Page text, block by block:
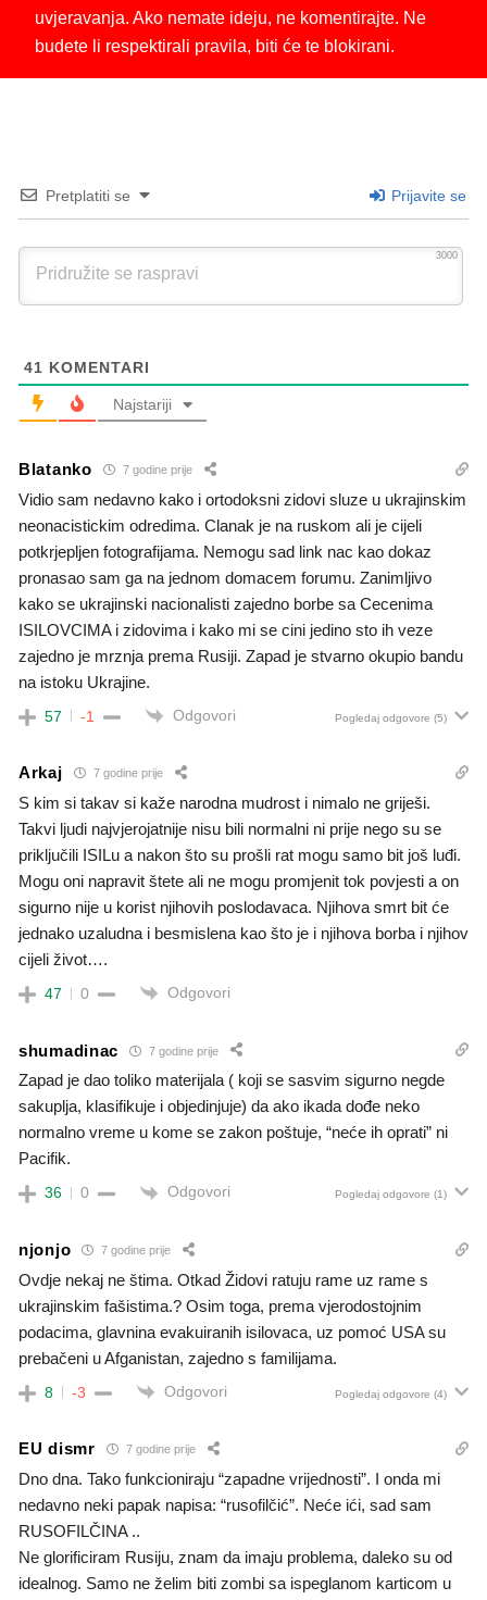
uvjeravanja. Ako nemate ideju, ne komentirajte. Ne
budete li respektirali pravila, biti će te blokirani.
Pretplatiti se Prijavite se
3000
41 KOMENTARI
Najstariji
Blatanko 7 godine prije
Vidio sam nedavno kako i ortodoksni zidovi sluze u ukrajinskim
neonacistickim odredima. Clanak je na ruskom ali je cijeli
potkrjepljen fotografijama. Nemogu sad link nac kao dokaz
pronasao sam ga na jednom domacem forumu. Zanimljivo
kako se ukrajinski nacionalisti zajedno borbe sa Cecenima
ISILOVCIMA i zidovima i kako mi se cini jedino sto ih veze
zajedno je mrznja prema Rusiji. Zapad je stvarno okupio bandu
na istoku Ukrajine.
57 -1 Odgovori Pogledaj odgovore (5)
Arkaj 7 godine prije
S kim si takav si kaže narodna mudrost i nimalo ne griješi.
Takvi ljudi najvjerojatnije nisu bili normalni ni prije nego su se
priključili ISILu a nakon što su prošli rat mogu samo bit još luđi.
Mogu oni napravit štete ali ne mogu promjenit tok povjesti a on
sigurno nije u korist njihovih poslodavaca. Njihova smrt bit će
jednako uzaludna i besmislena kao što je i njihova borba i njihov
cijeli život….
47 0 Odgovori
shumadinac 7 godine prije
Zapad je dao toliko materijala ( koji se sasvim sigurno negde
sakuplja, klasifikuje i objedinjuje) da ako ikada dođe neko
normalno vreme u kome se zakon poštuje, “neće ih oprati” ni
Pacifik.
36 0 Odgovori Pogledaj odgovore (1)
njonjo 7 godine prije
Ovdje nekaj ne štima. Otkad Židovi ratuju rame uz rame s
ukrajinskim fašistima.? Osim toga, prema vjerodostojnim
podacima, glavnina evakuiranih isilovaca, uz pomoć USA su
prebačeni u Afganistan, zajedno s familijama.
8 -3 Odgovori Pogledaj odgovore (4)
EU dismr 7 godine prije
Dno dna. Tako funkcioniraju “zapadne vrijednosti”. I onda mi
nedavno neki papak napisa: “rusofilčić”. Neće ići, sad sam
RUSOFILČINA ..
Ne glorificiram Rusiju, znam da imaju problema, daleko su od
idealnog. Samo ne želim biti zombi sa ispeglanom karticom u